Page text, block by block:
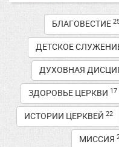
БЛАГОВЕСТИЕ
ДЕТСКОЕ
ДУХОВНАЯ
ЗДОРОВЬЕ ЦЕРКВИ 17
ИСТОРИИ ЦЕРКВЕЙ 22
МИССИЯ